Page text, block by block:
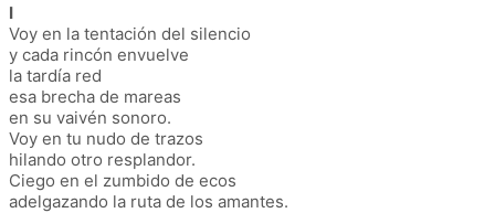
I
Voy en la tentación del silencio
y cada rincón envuelve
la tardía red
esa brecha de mareas
en su vaivén sonoro.
Voy en tu nudo de trazos
hilando otro resplandor.
Ciego en el zumbido de ecos
adelgazando la ruta de los amantes.